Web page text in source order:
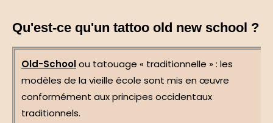
Qu'est-ce qu'un tattoo old new school ?
Old-Schoolou tatouage « traditionnelle » : les
modèles de la vieille école sont mis en œuvre
conformément aux principes occidentaux
traditionnels.